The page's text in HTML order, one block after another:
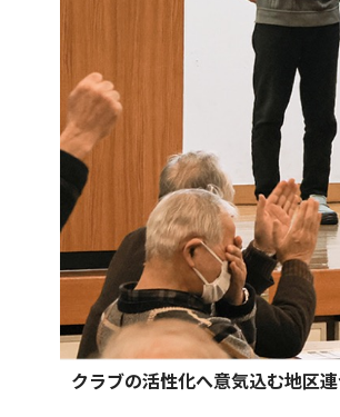
クラブの活性化へ意気込む地区